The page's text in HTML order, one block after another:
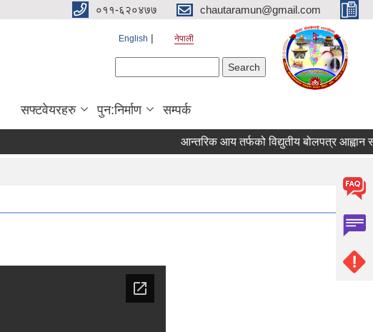
०११-६२०४७७ chautaramun@gmail.com
English नेपाली
सफ्टवेयरहरु पुन:निर्माण सम्पर्क
आन्तरिक आय तर्फको विद्युतीय बोलपत्र आह्वान